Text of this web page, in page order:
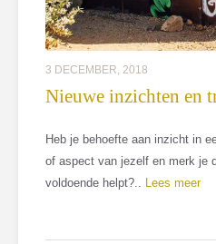
3 DECEMBER, 2018
Nieuwe inzichten en
Heb je behoefte aan inzicht in
of aspect van jezelf en merk je
voldoende helpt?..
Lees meer